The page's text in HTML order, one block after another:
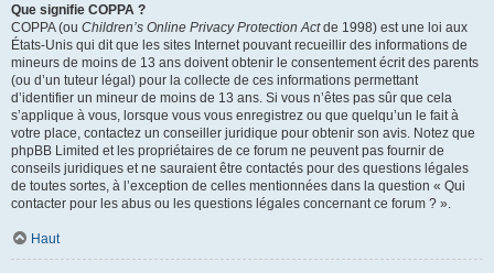
Que signifie COPPA ?
COPPA (ou Children’s Online Privacy Protection Actde 1998) est une loi aux
États-Unis qui dit que les sites Internet pouvant recueillir des informations de
mineurs de moins de 13 ans doivent obtenir le consentement écrit des parents
(ou d’un tuteur légal) pour la collecte de ces informations permettant
d’identifier un mineur de moins de 13 ans. Si vous n’êtes pas sûr que cela
s’applique à vous, lorsque vous vous enregistrez ou que quelqu’un le fait à
votre place, contactez un conseiller juridique pour obtenir son avis. Notez que
phpBB Limited et les propriétaires de ce forum ne peuvent pas fournir de
conseils juridiques et ne sauraient être contactés pour des questions légales
de toutes sortes, à l’exception de celles mentionnées dans la question « Qui
contacter pour les abus ou les questions légales concernant ce forum ? ».
Haut